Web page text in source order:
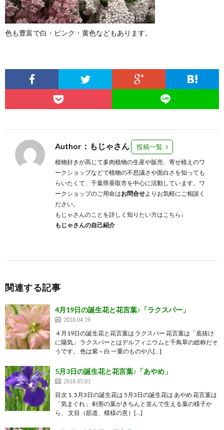
色も豊富で白・ピンク・黄色などもあります。
Author：もじゃさん 投稿一覧
植物好きが高じて多肉植物の生産や販売、寄せ植えのワ
ークショップなどで植物の不思議さや面白さを知っても
らいたくて、千葉県香取市を中心に活動しています。ワ
ークショップのご用命はお問合せよりお気軽にご相談く
ださい。
もじゃさんのことを詳しく知りたい方はこちら↓
もじゃさんの自己紹介
関連する記事
4月19日の誕生花と花言葉♪「ラクスパー」
2018.04.19
４月19日の誕生花と花言葉は ラクスパー 花言葉は「底抜け
に陽気」 ラクスパーとはデルフィニウムと千鳥草の総称だそ
うです。 色は紫～白 一重のものや八[…]
5月3日の誕生花と花言葉♪「あやめ」
2018.05.03
目次 1. 5月3日の誕生花は 5月3日の誕生花は あやめ 花言葉は
「気まぐれ」 剣形の葉がきちんと並んで生える葉の様子か
ら、 文目（筋道、模様の意）[…]